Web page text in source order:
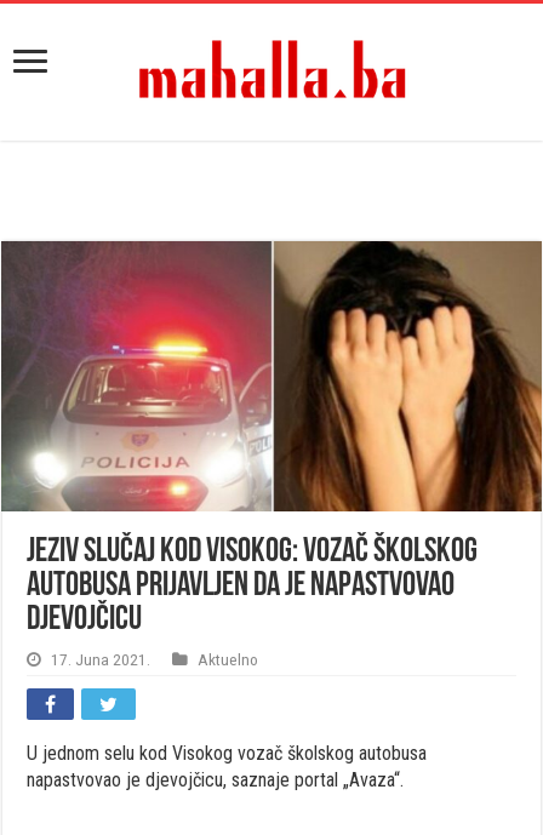
Jeziv slučaj kod Visokog: Vozač školskog
autobusa prijavljen da je napastvovao
djevojčicu
17. Juna 2021. Aktuelno
U jednom selu kod Visokog vozač školskog autobusa
napastvovao je djevojčicu, saznaje portal „Avaza“.